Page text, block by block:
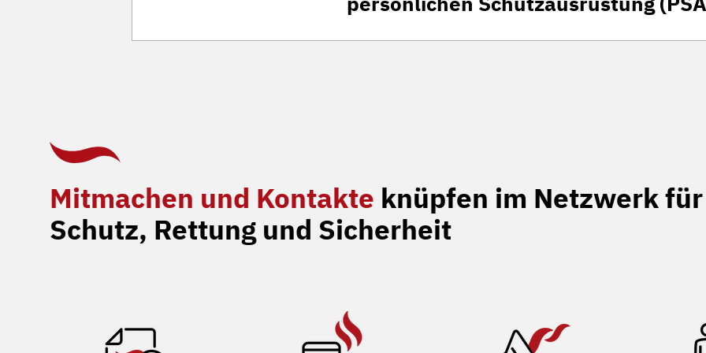
Mitmachen und Kontakte knüpfen im Netzwerk für
Schutz, Rettung und Sicherheit